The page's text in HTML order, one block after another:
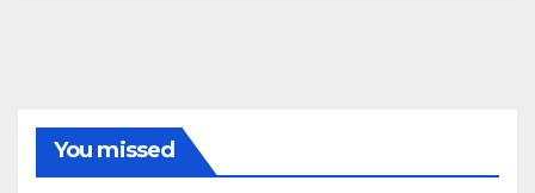
You missed